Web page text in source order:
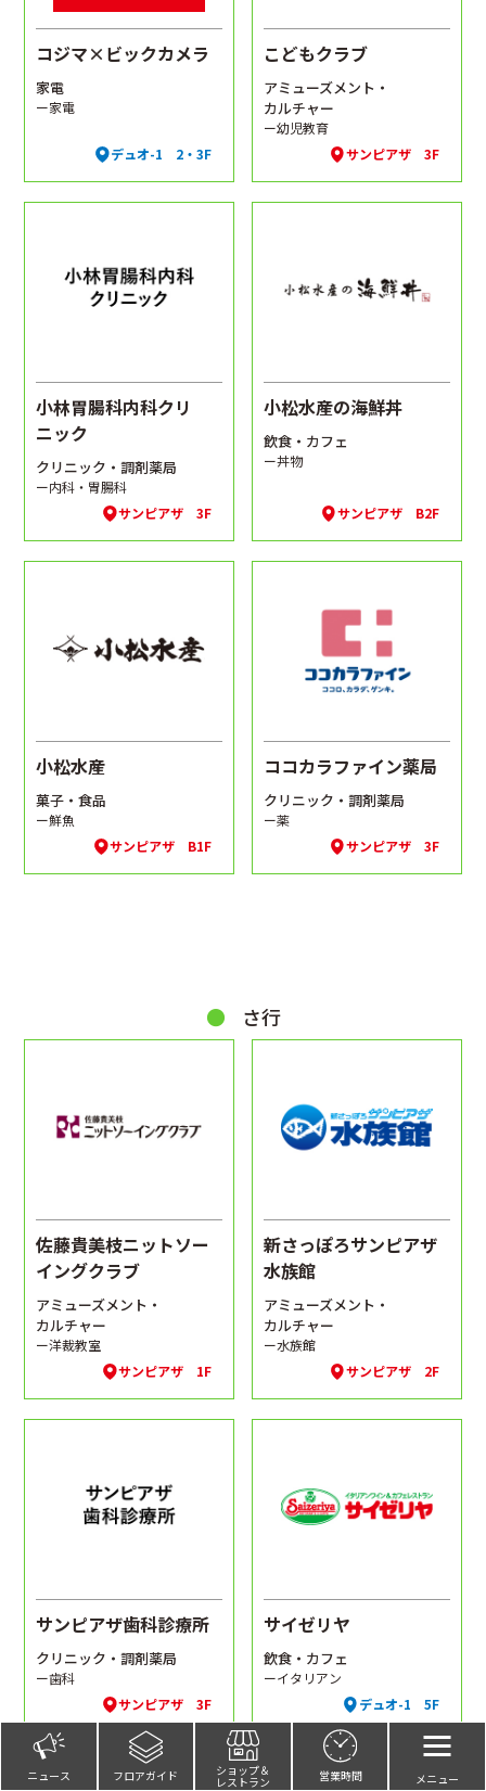
ニュース フロアガイド ショップ＆
レストラン 営業時間 メニュー
コジマ×ビックカメラ
家電
ー家電
デュオ-1 2・3F
こどもクラブ
アミューズメント・
カルチャー
ー幼児教育
サンピアザ 3F
小林胃腸科内科クリ
ニック
クリニック・調剤薬局
ー内科・胃腸科
サンピアザ 3F
小松水産の海鮮丼
飲食・カフェ
ー丼物
サンピアザ B2F
小松水産
菓子・食品
ー鮮魚
サンピアザ B1F
ココカラファイン薬局
クリニック・調剤薬局
ー薬
サンピアザ 3F
さ行
佐藤貴美枝ニットソー
イングクラブ
アミューズメント・
カルチャー
ー洋裁教室
サンピアザ 1F
新さっぽろサンピアザ
水族館
アミューズメント・
カルチャー
ー水族館
サンピアザ 2F
サンピアザ歯科診療所
クリニック・調剤薬局
ー歯科
サンピアザ 3F
サイゼリヤ
飲食・カフェ
ーイタリアン
デュオ-1 5F